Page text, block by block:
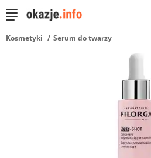
Kosmetyki Serum do twarzy